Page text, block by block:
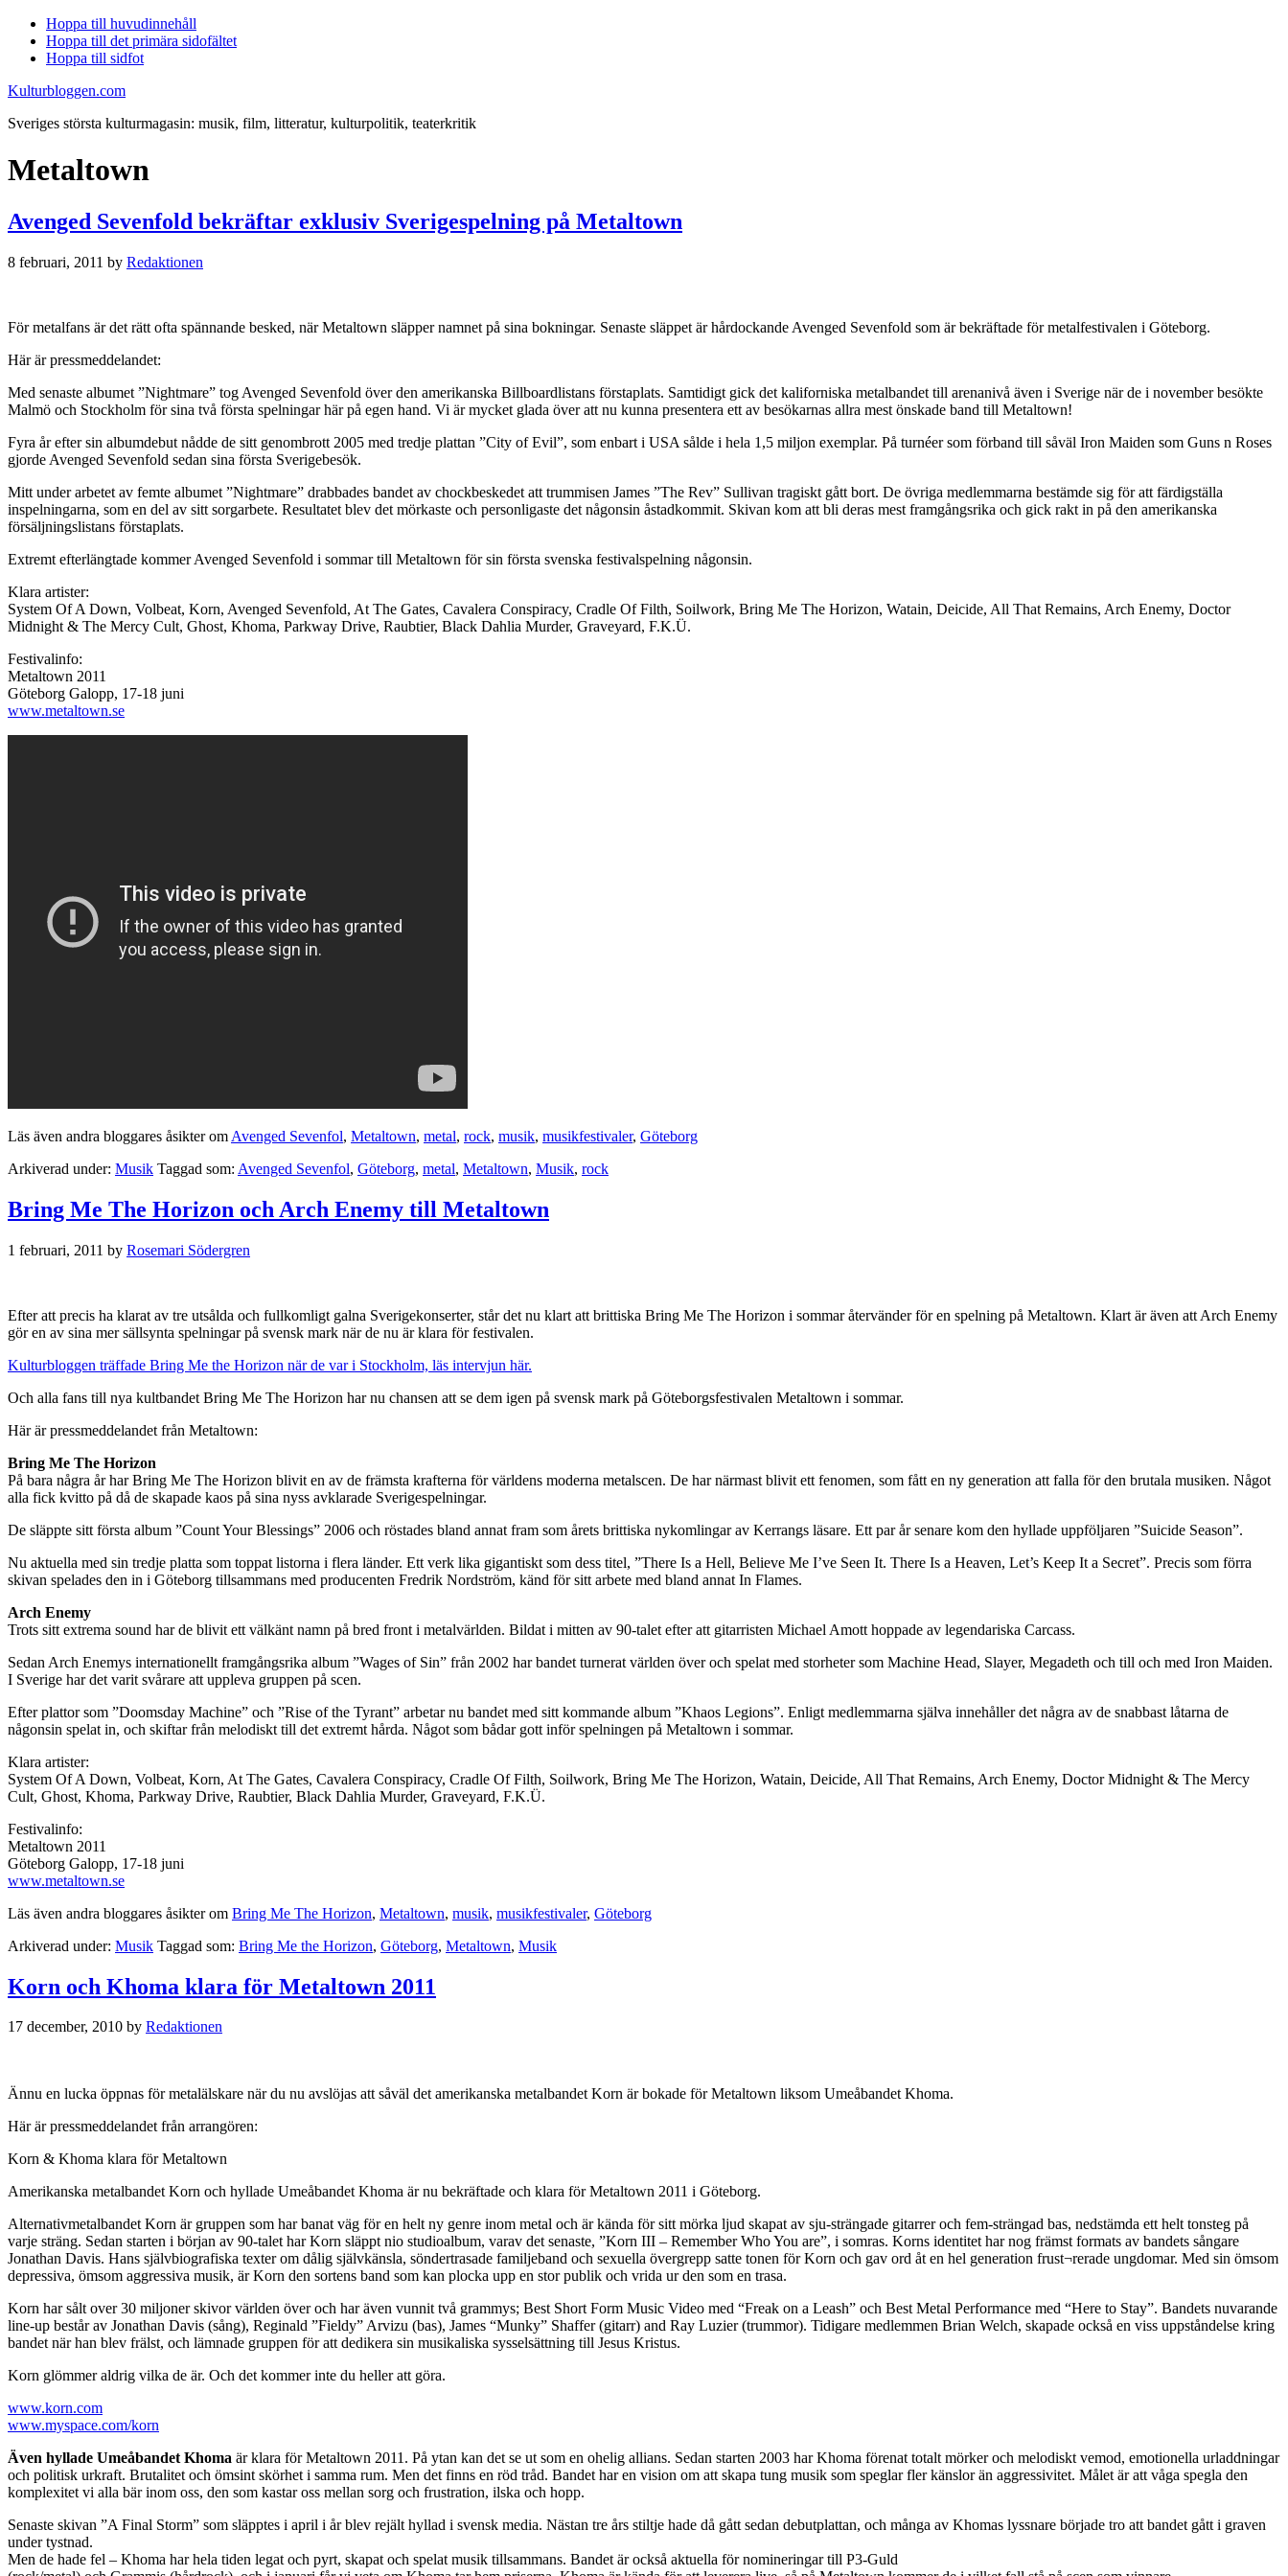
Hoppa till huvudinnehåll
Hoppa till det primära sidofältet
Hoppa till sidfot
Kulturbloggen.com
Sveriges största kulturmagasin: musik, film, litteratur, kulturpolitik, teaterkritik
Metaltown
Avenged Sevenfold bekräftar exklusiv Sverigespelning på Metaltown
8 februari, 2011 by Redaktionen
För metalfans är det rätt ofta spännande besked, när Metaltown släpper namnet på sina bokningar. Senaste släppet är hårdockande Avenged Sevenfold som är bekräftade för metalfestivalen i Göteborg.
Här är pressmeddelandet:
Med senaste albumet ”Nightmare” tog Avenged Sevenfold över den amerikanska Billboardlistans förstaplats. Samtidigt gick det kaliforniska metalbandet till arenanivå även i Sverige när de i november besökte
Malmö och Stockholm för sina två första spelningar här på egen hand. Vi är mycket glada över att nu kunna presentera ett av besökarnas allra mest önskade band till Metaltown!
Fyra år efter sin albumdebut nådde de sitt genombrott 2005 med tredje plattan ”City of Evil”, som enbart i USA sålde i hela 1,5 miljon exemplar. På turnéer som förband till såväl Iron Maiden som Guns n Roses
gjorde Avenged Sevenfold sedan sina första Sverigebesök.
Mitt under arbetet av femte albumet ”Nightmare” drabbades bandet av chockbeskedet att trummisen James ”The Rev” Sullivan tragiskt gått bort. De övriga medlemmarna bestämde sig för att färdigställa
inspelningarna, som en del av sitt sorgarbete. Resultatet blev det mörkaste och personligaste det någonsin åstadkommit. Skivan kom att bli deras mest framgångsrika och gick rakt in på den amerikanska
försäljningslistans förstaplats.
Extremt efterlängtade kommer Avenged Sevenfold i sommar till Metaltown för sin första svenska festivalspelning någonsin.
Klara artister:
System Of A Down, Volbeat, Korn, Avenged Sevenfold, At The Gates, Cavalera Conspiracy, Cradle Of Filth, Soilwork, Bring Me The Horizon, Watain, Deicide, All That Remains, Arch Enemy, Doctor
Midnight & The Mercy Cult, Ghost, Khoma, Parkway Drive, Raubtier, Black Dahlia Murder, Graveyard, F.K.Ü.
Festivalinfo:
Metaltown 2011
Göteborg Galopp, 17-18 juni
www.metaltown.se
Läs även andra bloggares åsikter om Avenged Sevenfol, Metaltown, metal, rock, musik, musikfestivaler, Göteborg
Arkiverad under: Musik Taggad som: Avenged Sevenfol, Göteborg, metal, Metaltown, Musik, rock
Bring Me The Horizon och Arch Enemy till Metaltown
1 februari, 2011 by Rosemari Södergren
Efter att precis ha klarat av tre utsålda och fullkomligt galna Sverigekonserter, står det nu klart att brittiska Bring Me The Horizon i sommar återvänder för en spelning på Metaltown. Klart är även att Arch Enemy
gör en av sina mer sällsynta spelningar på svensk mark när de nu är klara för festivalen.
Kulturbloggen träffade Bring Me the Horizon när de var i Stockholm, läs intervjun här.
Och alla fans till nya kultbandet Bring Me The Horizon har nu chansen att se dem igen på svensk mark på Göteborgsfestivalen Metaltown i sommar.
Här är pressmeddelandet från Metaltown:
Bring Me The Horizon
På bara några år har Bring Me The Horizon blivit en av de främsta krafterna för världens moderna metalscen. De har närmast blivit ett fenomen, som fått en ny generation att falla för den brutala musiken. Något
alla fick kvitto på då de skapade kaos på sina nyss avklarade Sverigespelningar.
De släppte sitt första album ”Count Your Blessings” 2006 och röstades bland annat fram som årets brittiska nykomlingar av Kerrangs läsare. Ett par år senare kom den hyllade uppföljaren ”Suicide Season”.
Nu aktuella med sin tredje platta som toppat listorna i flera länder. Ett verk lika gigantiskt som dess titel, ”There Is a Hell, Believe Me I’ve Seen It. There Is a Heaven, Let’s Keep It a Secret”. Precis som förra
skivan spelades den in i Göteborg tillsammans med producenten Fredrik Nordström, känd för sitt arbete med bland annat In Flames.
Arch Enemy
Trots sitt extrema sound har de blivit ett välkänt namn på bred front i metalvärlden. Bildat i mitten av 90-talet efter att gitarristen Michael Amott hoppade av legendariska Carcass.
Sedan Arch Enemys internationellt framgångsrika album ”Wages of Sin” från 2002 har bandet turnerat världen över och spelat med storheter som Machine Head, Slayer, Megadeth och till och med Iron Maiden.
I Sverige har det varit svårare att uppleva gruppen på scen.
Efter plattor som ”Doomsday Machine” och ”Rise of the Tyrant” arbetar nu bandet med sitt kommande album ”Khaos Legions”. Enligt medlemmarna själva innehåller det några av de snabbast låtarna de
någonsin spelat in, och skiftar från melodiskt till det extremt hårda. Något som bådar gott inför spelningen på Metaltown i sommar.
Klara artister:
System Of A Down, Volbeat, Korn, At The Gates, Cavalera Conspiracy, Cradle Of Filth, Soilwork, Bring Me The Horizon, Watain, Deicide, All That Remains, Arch Enemy, Doctor Midnight & The Mercy
Cult, Ghost, Khoma, Parkway Drive, Raubtier, Black Dahlia Murder, Graveyard, F.K.Ü.
Festivalinfo:
Metaltown 2011
Göteborg Galopp, 17-18 juni
www.metaltown.se
Läs även andra bloggares åsikter om Bring Me The Horizon, Metaltown, musik, musikfestivaler, Göteborg
Arkiverad under: Musik Taggad som: Bring Me the Horizon, Göteborg, Metaltown, Musik
Korn och Khoma klara för Metaltown 2011
17 december, 2010 by Redaktionen
Ännu en lucka öppnas för metalälskare när du nu avslöjas att såväl det amerikanska metalbandet Korn är bokade för Metaltown liksom Umeåbandet Khoma.
Här är pressmeddelandet från arrangören:
Korn & Khoma klara för Metaltown
Amerikanska metalbandet Korn och hyllade Umeåbandet Khoma är nu bekräftade och klara för Metaltown 2011 i Göteborg.
Alternativmetalbandet Korn är gruppen som har banat väg för en helt ny genre inom metal och är kända för sitt mörka ljud skapat av sju-strängade gitarrer och fem-strängad bas, nedstämda ett helt tonsteg på
varje sträng. Sedan starten i början av 90-talet har Korn släppt nio studioalbum, varav det senaste, ”Korn III – Remember Who You are”, i somras. Korns identitet har nog främst formats av bandets sångare
Jonathan Davis. Hans självbiografiska texter om dålig självkänsla, söndertrasade familjeband och sexuella övergrepp satte tonen för Korn och gav ord åt en hel generation frust¬rerade ungdomar. Med sin ömsom
depressiva, ömsom aggressiva musik, är Korn den sortens band som kan plocka upp en stor publik och vrida ur den som en trasa.
Korn har sålt over 30 miljoner skivor världen över och har även vunnit två grammys; Best Short Form Music Video med “Freak on a Leash” och Best Metal Performance med “Here to Stay”. Bandets nuvarande
line-up består av Jonathan Davis (sång), Reginald ”Fieldy” Arvizu (bas), James “Munky” Shaffer (gitarr) and Ray Luzier (trummor). Tidigare medlemmen Brian Welch, skapade också en viss uppståndelse kring
bandet när han blev frälst, och lämnade gruppen för att dedikera sin musikaliska sysselsättning till Jesus Kristus.
Korn glömmer aldrig vilka de är. Och det kommer inte du heller att göra.
www.korn.com
www.myspace.com/korn
Även hyllade Umeåbandet Khoma är klara för Metaltown 2011. På ytan kan det se ut som en ohelig allians. Sedan starten 2003 har Khoma förenat totalt mörker och melodiskt vemod, emotionella urladdningar
och politisk urkraft. Brutalitet och ömsint skörhet i samma rum. Men det finns en röd tråd. Bandet har en vision om att skapa tung musik som speglar fler känslor än aggressivitet. Målet är att våga spegla den
komplexitet vi alla bär inom oss, den som kastar oss mellan sorg och frustration, ilska och hopp.
Senaste skivan ”A Final Storm” som släpptes i april i år blev rejält hyllad i svensk media. Nästan tre års stiltje hade då gått sedan debutplattan, och många av Khomas lyssnare började tro att bandet gått i graven
under tystnad.
Men de hade fel – Khoma har hela tiden legat och pyrt, skapat och spelat musik tillsammans. Bandet är också aktuella för nomineringar till P3-Guld